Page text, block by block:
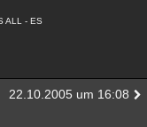
ALL - ES
22.10.2005 um 16:08